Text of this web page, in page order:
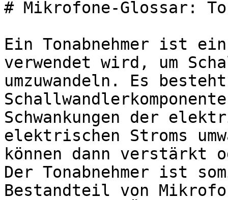
# Mikrofone-Glossar:
Ein Tonabnehmer ist
verwendet wird, um
umzuwandeln. Es
Schwankungen der
elektrischen Stroms
können dann verstärkt
Der Tonabnehmer ist
Bestandteil von